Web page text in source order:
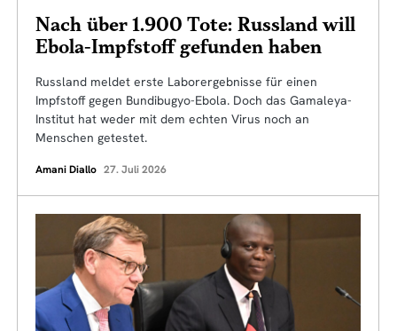
Nach über 1.900 Tote: Russland will
Ebola-Impfstoff gefunden haben
Russland meldet erste Laborergebnisse für einen
Impfstoff gegen Bundibugyo-Ebola. Doch das Gamaleya-
Institut hat weder mit dem echten Virus noch an
Menschen getestet.
Amani Diallo 27. Juli 2026